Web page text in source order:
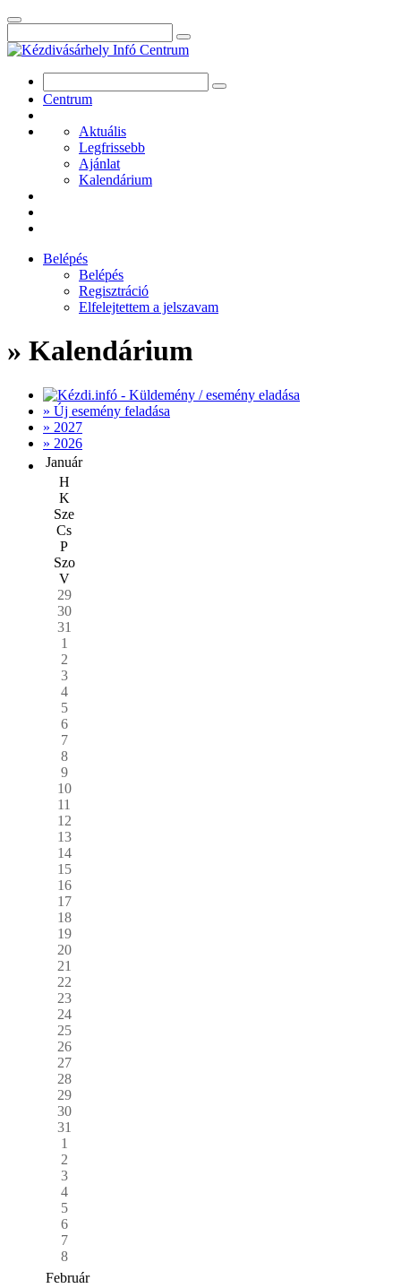
Centrum
Aktuális
Legfrissebb
Ajánlat
Kalendárium
Belépés
Belépés
Regisztráció
Elfelejtettem a jelszavam
» Kalendárium
» Új esemény feladása
» 2027
» 2026
Január
H
K
Sze
Cs
P
Szo
V
29
30
31
1
2
3
4
5
6
7
8
9
10
11
12
13
14
15
16
17
18
19
20
21
22
23
24
25
26
27
28
29
30
31
1
2
3
4
5
6
7
8
Február